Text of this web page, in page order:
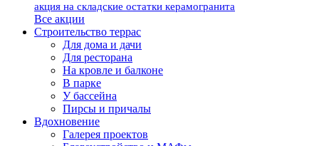
акция на складские остатки керамогранита
Все акции
Строительство террас
Для дома и дачи
Для ресторана
На кровле и балконе
В парке
У бассейна
Пирсы и причалы
Вдохновение
Галерея проектов